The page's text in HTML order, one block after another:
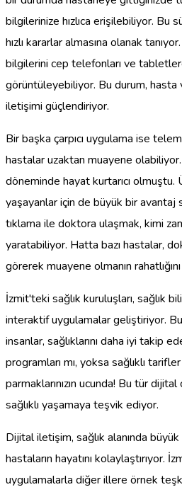
bilgilerinize hızlıca erişilebiliyor. Bu
hızlı kararlar almasına olanak
bilgilerini cep telefonları ve
görüntüleyebiliyor. Bu durum, hasta
iletişimi güçlendiriyor.
Bir başka çarpıcı uygulama ise
hastalar uzaktan muayene
döneminde hayat kurtarıcı
yaşayanlar için de büyük bir avantaj
tıklama ile doktora ulaşmak, kimi
yaratabiliyor. Hatta bazı hastalar,
görerek muayene olmanın
İzmit'teki sağlık kuruluşları, sağlık
interaktif uygulamalar geliştiriyor.
insanlar, sağlıklarını daha iyi takip
programları mı, yoksa sağlıklı
parmaklarınızın ucunda! Bu tür
sağlıklı yaşamaya teşvik ediyor.
Dijital iletişim, sağlık alanında
hastaların hayatını kolaylaştırıyor.
uygulamalarla diğer illere örnek